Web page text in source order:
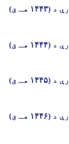
د (۱۴۴۳ هـ ق)
د (۱۴۴۴ هـ ق)
د (۱۴۴۵ هـ ق)
د (۱۴۴۶ هـ ق)